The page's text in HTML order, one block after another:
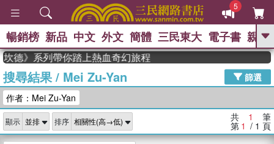
5
GO
熱搜： 高希均教授回憶錄
、 The Odyssey 、 父親節 、 如果歷
獎 臺灣漫遊錄 、 方念華 、 台灣的李
登輝時代
數學女孩：黎曼猜想 、
偉大的迷走神經
暢銷榜 新品 中文 外文 簡體 三民東大 電子書 親子
德》系列帶你踏上熱血奇幻旅程
搜尋結果/ Mei Zu-Yan
篩選
作者：Mei Zu-Yan
顯示 排序 共 1 筆
第 1 / 1 頁